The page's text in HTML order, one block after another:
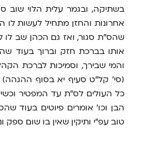
בשתיקה, ובגמר עלית הלוי שוב
אחרונות והחזן מתחיל לעשות
שהס"ת סגור, ואז גם הכהן שב לו
אותו בברכת חזק וברוך בעוד
והמי שבירך, וסמיכות לברכת
(סי' קל"ט סעיף יא בסוף ההגהה)
כל העולים לס"ת עד המפטיר
הבן וכו' אומרים פיוטים בעוד
טוב עפ"י ותיקין שאין בו שום ספק